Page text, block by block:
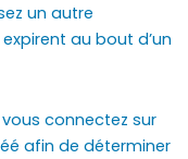
un autre
au bout d’un
connectez sur
afin de déterminer